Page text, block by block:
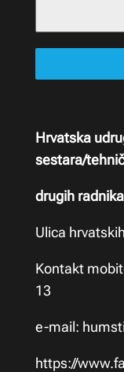
Hrvatska
sestara/
drugih
Ulica
Kontakt
13
e-mail:
https://